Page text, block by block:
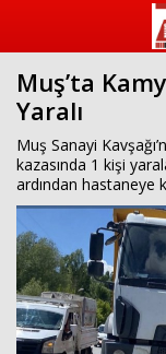
Muş’ta
Yaralı
Muş Sanayi
kazasında 1 kişi
ardından hastaneye